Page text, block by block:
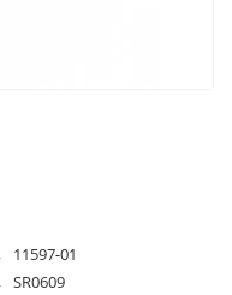
11597-01
SR0609